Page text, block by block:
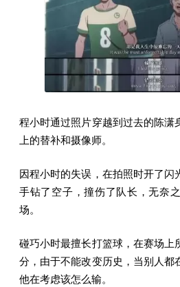
程小时通过照片穿越到过去的陈潇
上的替补和摄像师。
因程小时的失误，在拍照时开了闪
手钻了空子，撞伤了队长，无奈
场。
碰巧小时最擅长打篮球，在赛场上
分，由于不能改变历史，当别人都
他在考虑该怎么输。